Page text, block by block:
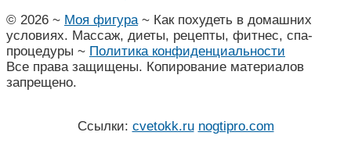
© 2026 ~ Моя фигура~ Как похудеть в домашних
условиях. Массаж, диеты, рецепты, фитнес, спа-
процедуры ~ Политика конфиденциальности
Все права защищены. Копирование материалов
запрещено.
Ссылки: cvetokk.ru nogtipro.com